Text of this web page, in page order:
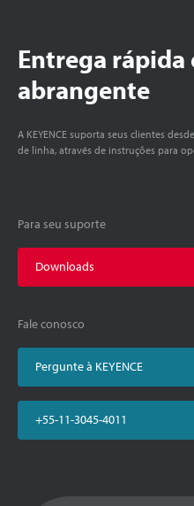
Entrega
abrangente
A KEYENCE suporta seus clientes
de linha, através de instruções para
Para seu suporte
Downloads
Fale conosco
Pergunte à KEYENCE
+55-11-3045-4011